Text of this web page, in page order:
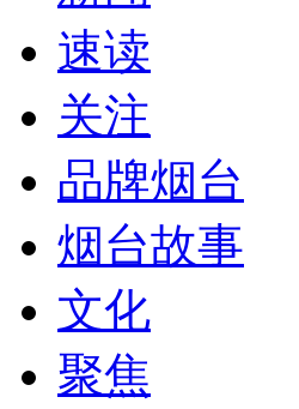
速读
关注
品牌烟台
烟台故事
文化
聚焦